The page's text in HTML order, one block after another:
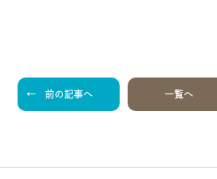
前の記事へ 一覧へ